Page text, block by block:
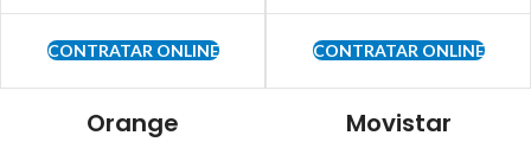
CONTRATAR ONLINE CONTRATAR ONLINE
Orange Movistar